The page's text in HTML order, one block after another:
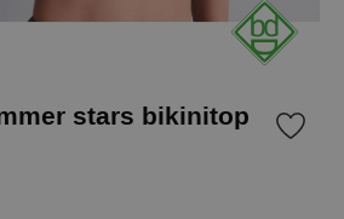
stars bikinitop